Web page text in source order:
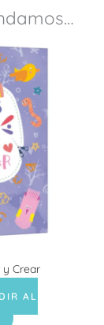
y Crear
AL